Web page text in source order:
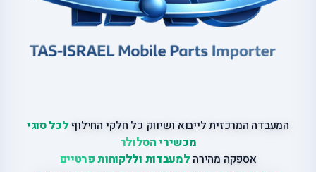
המעבדה המרכזית לייבוא ושיווק כל חלקי החילוףלכל סוגי
מכשירי הסלולר
אספקה מהירה למעבדות וללקוחות פרטיים